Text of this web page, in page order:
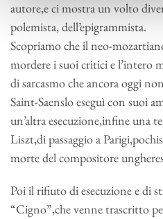
autore,e ci mostra un volto
polemista, dell’epigrammista.
Scopriamo che il neo-
mordere i suoi critici e l’intero
di sarcasmo che ancora oggi
Saint-Saenslo eseguì con suoi
un’altra esecuzione,infine una
Liszt,di passaggio a
morte del compositore
Poi il rifiuto di esecuzione e di
“Cigno”,che venne trascritto